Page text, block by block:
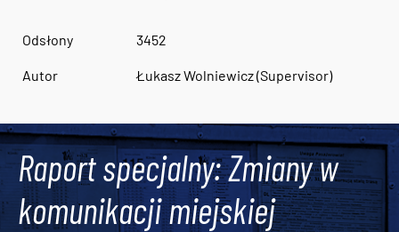
Odsłony 3452
Autor Łukasz Wolniewicz (Supervisor)
Raport specjalny: Zmiany w
komunikacji miejskiej